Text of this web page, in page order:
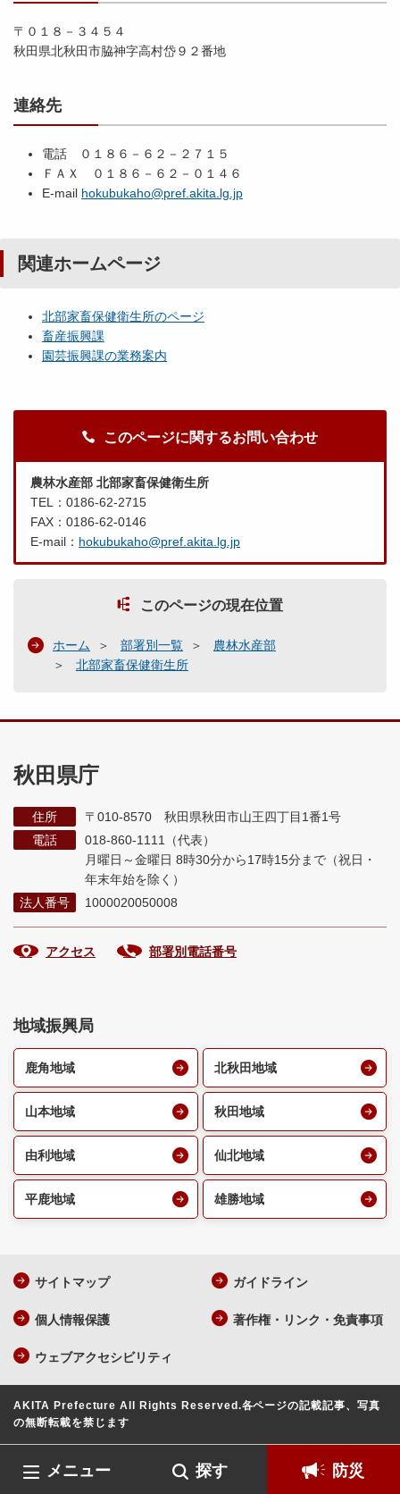
メニュー 探す 防災
〒０１８－３４５４
秋田県北秋田市脇神字高村岱９２番地
連絡先
電話 ０１８６－６２－２７１５
ＦＡＸ ０１８６－６２－０１４６
E-mail hokubukaho@pref.akita.lg.jp
関連ホームページ
北部家畜保健衛生所のページ
畜産振興課
園芸振興課の業務案内
このページに関するお問い合わせ
農林水産部 北部家畜保健衛生所
TEL：0186-62-2715
FAX：0186-62-0146
E-mail： hokubukaho@pref.akita.lg.jp
このページの現在位置
ホーム 部署別一覧
農林水産部
北部家畜保健衛生所
秋田県庁
住所
〒010-8570 秋田県秋田市山王四丁目1番1号
電話
018-860-1111（代表）
月曜日～金曜日 8時30分から17時15分まで （祝日・
年末年始を除く）
法人番号
1000020050008
アクセス 部署別電話番号
地域振興局
鹿角地域 北秋田地域
山本地域 秋田地域
由利地域 仙北地域
平鹿地域 雄勝地域
サイトマップ ガイドライン
個人情報保護 著作権・リンク・免責事項
ウェブアクセシビリティ
AKITA Prefecture All Rights Reserved.各ページの記載記事、写真
の無断転載を禁じます